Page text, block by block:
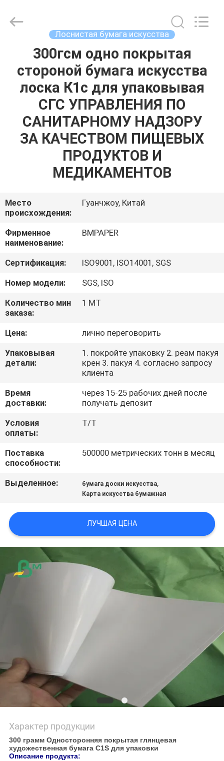
ДОМОЙ
ПРОДУКТЫ
НАС
ЭКСКУРСИЯ
ЗАВОДУ
КОНТРОЛЬ
КАЧЕСТВА
СВЯЖИТЕСЬ
С
НАМИ
НОВОСТИ
КАРТА
САЙТА
ПОЛИТИКА
КОНФИДЕНЦИАЛЬНОСТИ
CO.,LTD.
Лоснистая бумага искусства
300гсм одно покрытая
стороной бумага искусства
лоска К1с для упаковывая
СГС УПРАВЛЕНИЯ ПО
САНИТАРНОМУ НАДЗОРУ
ЗА КАЧЕСТВОМ ПИЩЕВЫХ
ПРОДУКТОВ И
МЕДИКАМЕНТОВ
Место
происхождения:
Гуанчжоу, Китай
Фирменное
наименование:
BMPAPER
Сертификация:
ISO9001, ISO14001, SGS
Номер модели:
SGS, ISO
Количество мин
заказа:
1 МТ
Цена:
лично переговорить
Упаковывая
детали:
1. покройте упаковку 2. реам пакуя
крен 3. пакуя 4. согласно запросу
клиента
Время
доставки:
через 15-25 рабочих дней после
получать депозит
Условия
оплаты:
T/T
Поставка
способности:
500000 метрических тонн в месяц
Выделенное: бумага доски искусства,
Карта искусства бумажная
ЛУЧШАЯ ЦЕНА
Характер продукции
300 грамм Односторонняя покрытая глянцевая
художественная бумага C1S для упаковки
Описание продукта: